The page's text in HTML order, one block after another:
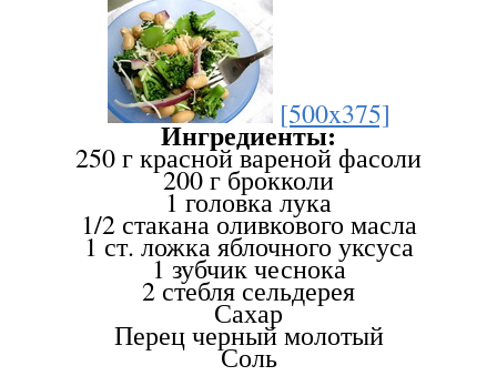
[500x375]
Ингредиенты:
250 г красной вареной фасоли
200 г брокколи
1 головка лука
1/2 стакана оливкового масла
1 ст. ложка яблочного уксуса
1 зубчик чеснока
2 стебля сельдерея
Сахар
Перец черный молотый
Соль